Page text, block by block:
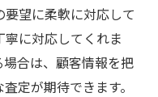
望に柔軟に対応して
に対応してくれま
合は、顧客情報を把
定が期待できます。